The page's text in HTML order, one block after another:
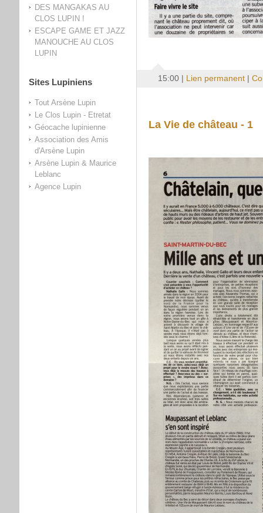
DES MANGAKAS AU
CLOS LUPIN !
ESCAPE GAME ET JAZZ
MANOUCHE AU CLOS
LUPIN
Sites Lupiniens
Tout Arsène Lupin
Le Clos Lupin - Etretat
Géocache lupinienne
Association des Amis
d'Arsène Lupin
Arsène Lupin & Maurice
Leblanc
Agence Lupin
15:00 | Lien permanent|
La Vie de château - 1